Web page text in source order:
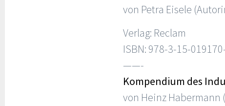
von Petra Eisele
Verlag: Reclam
ISBN: 978-3-15-
——-
Kompendium des
von Heinz Habermann